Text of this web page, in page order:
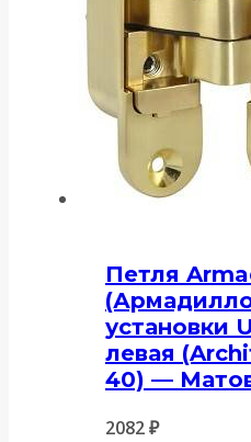
Петля
установки
левая
40) —
2082₽